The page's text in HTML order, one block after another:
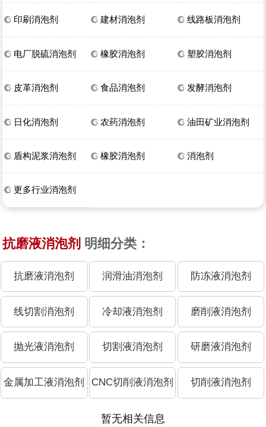
印刷消泡剂 建材消泡剂 线路板消泡剂
电厂脱硫消泡剂 橡胶消泡剂 塑胶消泡剂
皮革消泡剂 食品消泡剂 发酵消泡剂
日化消泡剂 农药消泡剂 油田矿业消泡剂
盾构泥浆消泡剂 橡胶消泡剂 消泡剂
更多行业消泡剂
抗磨液消泡剂 明细分类：
抗磨液消泡剂 润滑油消泡剂 防冻液消泡剂
线切割消泡剂 冷却液消泡剂 磨削液消泡剂
抛光液消泡剂 切割液消泡剂 研磨液消泡剂
金属加工液消泡剂 CNC切削液消泡剂 切削液消泡剂
暂无相关信息